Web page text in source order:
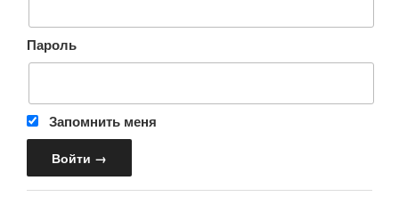
Пароль
Запомнить меня